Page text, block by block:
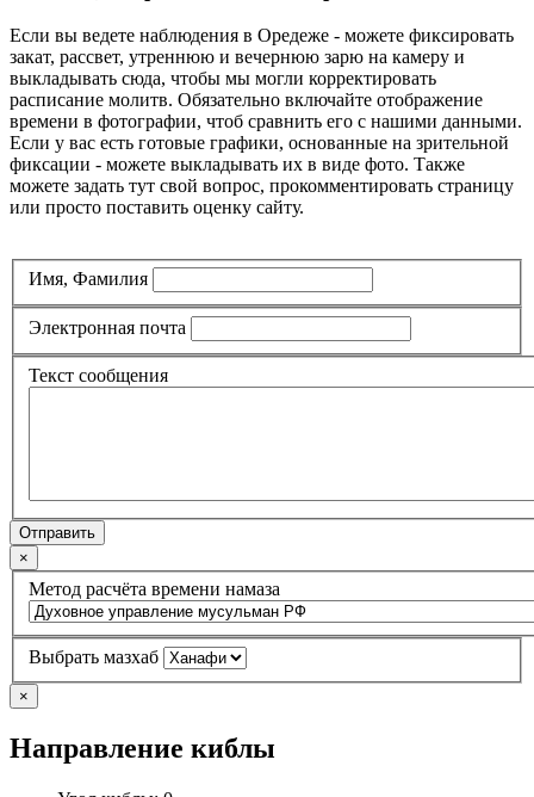
Если вы ведете наблюдения в Оредеже - можете фиксировать
закат, рассвет, утреннюю и вечернюю зарю на камеру и
выкладывать сюда, чтобы мы могли корректировать
расписание молитв. Обязательно включайте отображение
времени в фотографии, чтоб сравнить его с нашими данными.
Если у вас есть готовые графики, основанные на зрительной
фиксации - можете выкладывать их в виде фото. Также
можете задать тут свой вопрос, прокомментировать страницу
или просто поставить оценку сайту.
Имя, Фамилия
Электронная почта
Текст сообщения
Отправить
×
Метод расчёта времени намаза
Выбрать мазхаб
×
Направление киблы